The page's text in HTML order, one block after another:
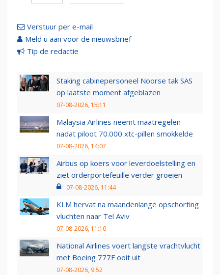
Verstuur per e-mail
Meld u aan voor de nieuwsbrief
Tip de redactie
Staking cabinepersoneel Noorse tak SAS
op laatste moment afgeblazen
07-08-2026, 15:11
Malaysia Airlines neemt maatregelen
nadat piloot 70.000 xtc-pillen smokkelde
07-08-2026, 14:07
Airbus op koers voor leverdoelstelling en
ziet orderportefeuille verder groeien
07-08-2026, 11:44
KLM hervat na maandenlange opschorting
vluchten naar Tel Aviv
07-08-2026, 11:10
National Airlines voert langste vrachtvlucht
met Boeing 777F ooit uit
07-08-2026, 9:52